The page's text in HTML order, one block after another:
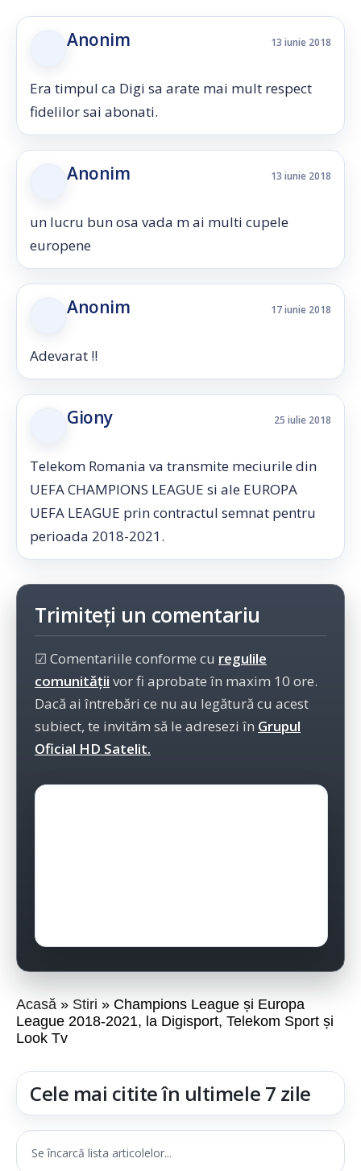
Anonim 13 iunie 2018
Era timpul ca Digi sa arate mai mult respect
fidelilor sai abonati.
Anonim 13 iunie 2018
un lucru bun osa vada m ai multi cupele
europene
Anonim 17 iunie 2018
Adevarat !!
Giony 25 iulie 2018
Telekom Romania va transmite meciurile din
UEFA CHAMPIONS LEAGUE si ale EUROPA
UEFA LEAGUE prin contractul semnat pentru
perioada 2018-2021.
Trimiteți un comentariu
☑ Comentariile conforme cu regulile
comunității vor fi aprobate în maxim 10 ore.
Dacă ai întrebări ce nu au legătură cu acest
subiect, te invităm să le adresezi în Grupul
Oficial HD Satelit.
Acasă Stiri
Champions League și Europa
League 2018-2021, la Digisport, Telekom Sport și
Look Tv
Cele mai citite în ultimele 7 zile
Se încarcă lista articolelor...